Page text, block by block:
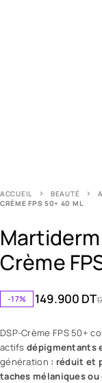
ACCUEIL BEAUTÉ
CRÈME FPS 50+ 40 ML
Crème
-17% 149.900 DT
DSP-Crème FPS 50+
actifsdépigmentants
génération : réduit et
taches mélaniques